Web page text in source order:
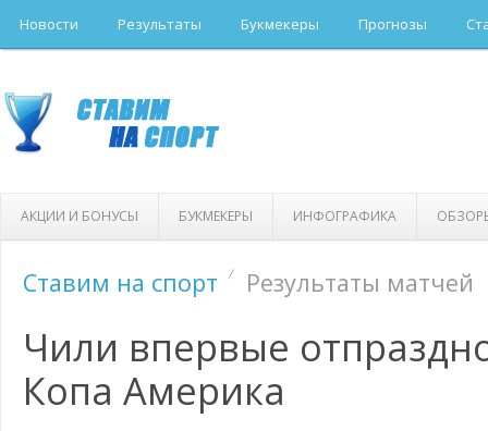
Новости Результаты Букмекеры Прогнозы
АКЦИИ И БОНУСЫ БУКМЕКЕРЫ ИНФОГРАФИКА
Ставим на спорт Результаты матчей
Чили впервые
Копа Америка